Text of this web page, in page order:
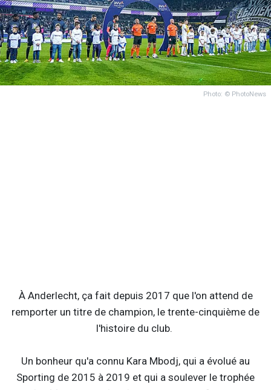
Photo: © PhotoNews
À Anderlecht, ça fait depuis 2017 que l'on attend de
remporter un titre de champion, le trente-cinquième de
l'histoire du club.
Un bonheur qu'a connu Kara Mbodj, qui a évolué au
Sporting de 2015 à 2019 et qui a soulever le trophée